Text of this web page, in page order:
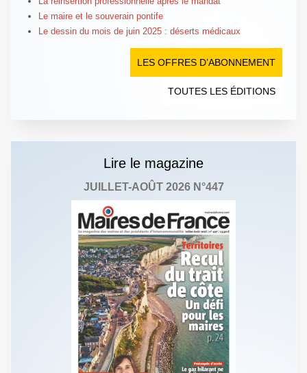
Le maire et le souverain pontife
Le dessin du mois de juin 2025 : déserts médicaux
LES OFFRES D’ABONNEMENT
TOUTES LES ÉDITIONS
Lire le magazine
JUILLET-AOÛT 2026 N°447